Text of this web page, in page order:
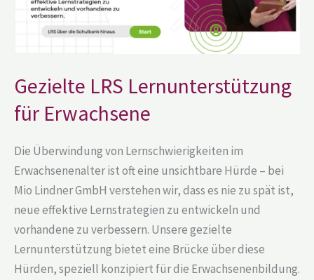
Gezielte LRS Lernunterstützung
für Erwachsene
Die Überwindung von Lernschwierigkeiten im
Erwachsenenalter ist oft eine unsichtbare Hürde – bei
Mio Lindner GmbH verstehen wir, dass es nie zu spät ist,
neue effektive Lernstrategien zu entwickeln und
vorhandene zu verbessern. Unsere gezielte
Lernunterstützung bietet eine Brücke über diese
Hürden, speziell konzipiert für die Erwachsenenbildung.